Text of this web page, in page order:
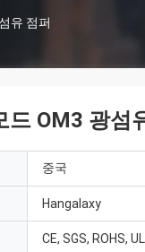
유 점퍼
OM3 광섬
중국
Hangalaxy
CE, SGS, ROHS, UL